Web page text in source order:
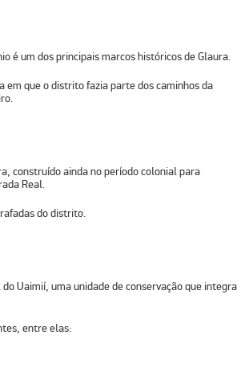
é um dos principais marcos históricos de Glaura.
em que o distrito fazia parte dos caminhos da
construído ainda no período colonialpara
Real.
do distrito.
Uaimií, uma unidade de conservação que integra
entre elas: